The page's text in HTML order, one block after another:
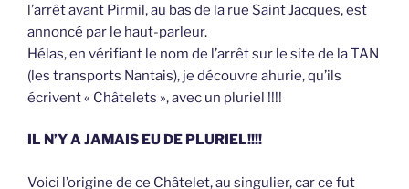
l’arrêt avant Pirmil, au bas de la rue Saint Jacques, est
annoncé par le haut-parleur.
Hélas, en vérifiant le nom de l’arrêt sur le site de la TAN
(les transports Nantais), je découvre ahurie, qu’ils
écrivent « Châtelets », avec un pluriel !!!!
IL N’Y A JAMAIS EU DE PLURIEL!!!!
Voici l’origine de ce Châtelet, au singulier, car ce fut